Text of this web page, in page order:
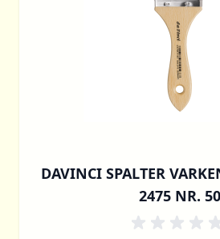
DAVINCI SPALTER
2475 NR. 50